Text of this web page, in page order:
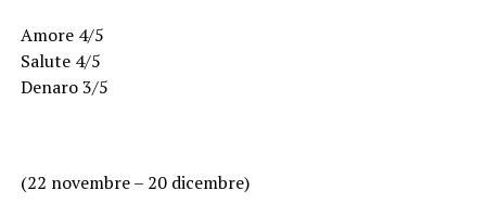
Amore 4/5
Salute 4/5
Denaro 3/5
(22 novembre – 20 dicembre)